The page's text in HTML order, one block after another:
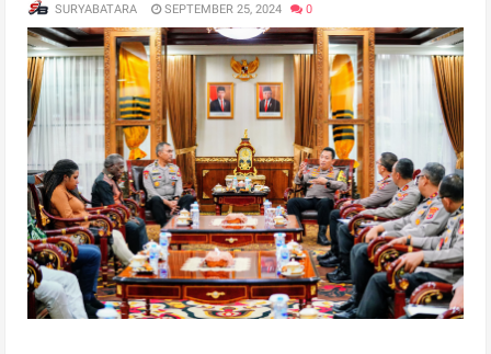
SURYABATARA SEPTEMBER 25, 2024 0